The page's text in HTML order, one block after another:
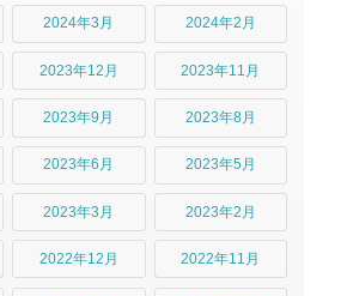
2024年3月 2024年2月
2023年12月 2023年11月
2023年9月 2023年8月
2023年6月 2023年5月
2023年3月 2023年2月
2022年12月 2022年11月